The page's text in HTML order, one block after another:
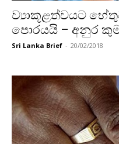
ව්‍යාකූළත්වයට
පොරයයි – අනුර
Sri Lanka Brief - 20/02/2018